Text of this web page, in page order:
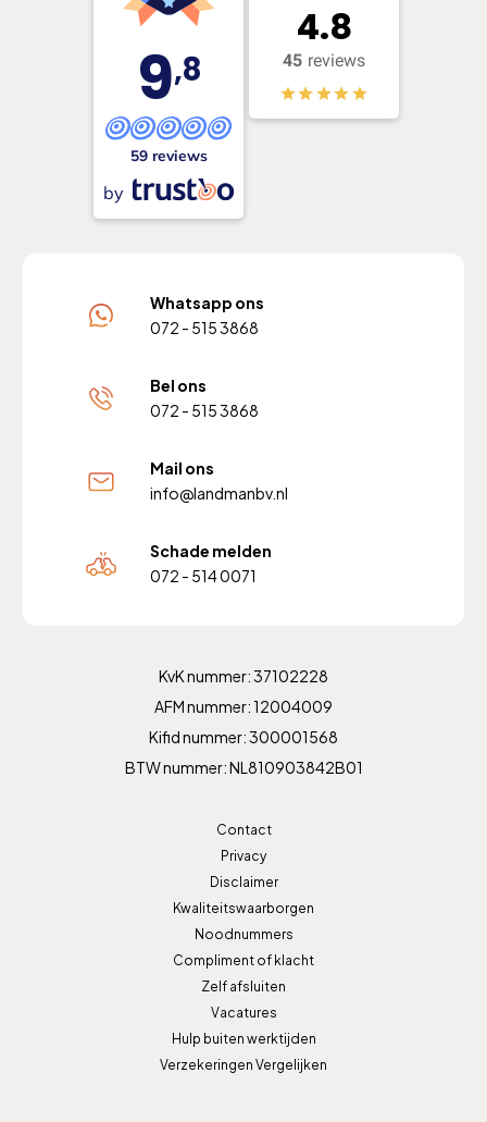
9,8
59 reviews
by
4.8
45 reviews
Whatsapp ons
072 - 515 3868
Bel ons
072 - 515 3868
Mail ons
info@landmanbv.nl
Schade melden
072 - 514 0071
KvK nummer: 37102228
AFM nummer: 12004009
Kifid nummer: 300001568
BTW nummer: NL810903842B01
Contact
Privacy
Disclaimer
Kwaliteitswaarborgen
Noodnummers
Compliment of klacht
Zelf afsluiten
Vacatures
Hulp buiten werktijden
Verzekeringen Vergelijken